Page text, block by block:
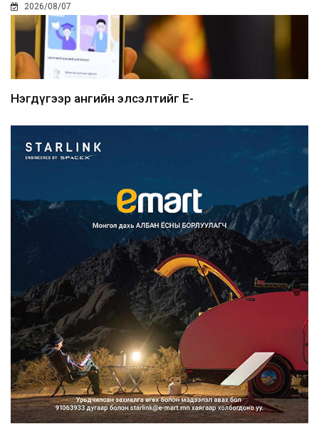
2026/08/07
Нэгдүгээр ангийн элсэлтийг E-
Францад иргэд рүү зөвшөөрөлгүй
сурталчилгааны дууд...
2026/08/07
Нийтийн тээврийн Ч:19А чиглэлийн
замналд түр хугац...
2026/08/07